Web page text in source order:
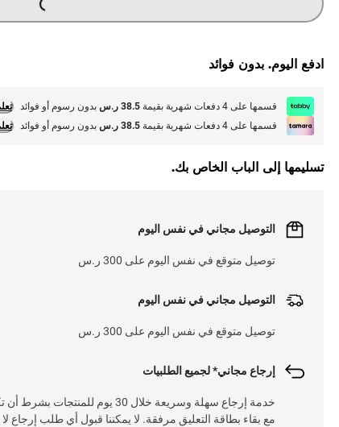
ادفع اليوم. بدون فوائد
قسمها على 4 دفعات شهرية بقيمة 38.5 ر.س بدون رسوم أو فوائد
قسمها على 4 دفعات شهرية بقيمة
38.5 ر.س بدون رسوم أو فوائد
تسليمها إلى الباب الخاص بك.
التوصيل مجاني في نفس اليوم
توصيل متوقع في نفس اليوم على 300 ر.س
التوصيل مجاني في نفس اليوم
توصيل متوقع في نفس اليوم على 300 ر.س
إرجاع مجاني* لجميع الطلبيات
خدمة إرجاع سهلة وسريعة خلال 30
مع بقاء بطاقة التعليق مرفقة. لا يمكننا قبول أي طلب